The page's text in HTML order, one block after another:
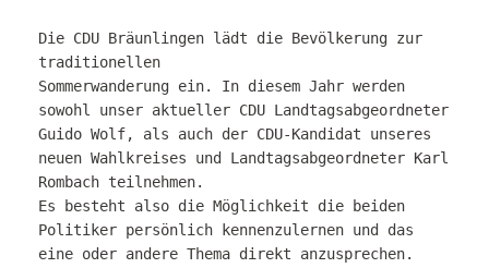
Die CDU Bräunlingen lädt die Bevölkerung zur
traditionellen
Sommerwanderung ein. In diesem Jahr werden
sowohl unser aktueller CDU Landtagsabgeordneter
Guido Wolf, als auch der CDU-Kandidat unseres
neuen Wahlkreises und Landtagsabgeordneter Karl
Rombach teilnehmen.
Es besteht also die Möglichkeit die beiden
Politiker persönlich
kennenzulernen und das
eine oder andere Thema direkt anzusprechen.